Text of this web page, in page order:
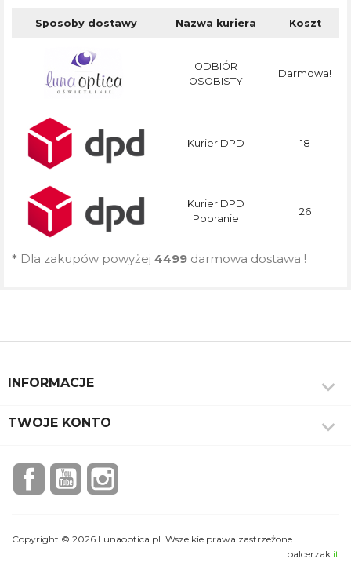
Sposoby dostawy Nazwa kuriera Koszt
ODBIÓR
OSOBISTY
Darmowa!
Kurier DPD 18
Kurier DPD
Pobranie
26
* Dla zakupów powyżej 4499 darmowa dostawa !
INFORMACJE 
TWOJE KONTO 
FacebookYouTubeInstagram
Copyright © 2026 Lunaoptica.pl. Wszelkie prawa zastrzeżone.
balcerzak .it